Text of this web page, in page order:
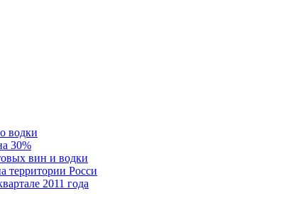
водки
30%
вин и водки
территории Росси
2011 года